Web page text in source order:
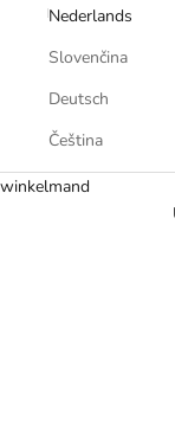
Nederlands
Slovenčina
Deutsch
Čeština
winkelmand